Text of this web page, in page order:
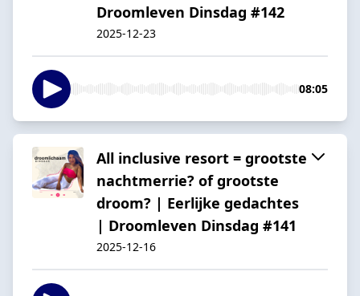
Droomleven Dinsdag #142
2025-12-23
08:05
All inclusive resort = grootste
nachtmerrie? of grootste
droom? | Eerlijke gedachtes
| Droomleven Dinsdag #141
2025-12-16